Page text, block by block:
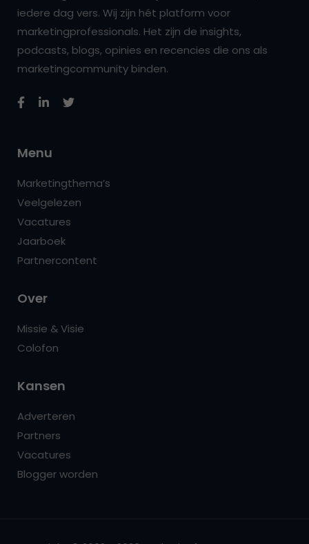
iedere dag vers. Wij zijn hét platform voor
marketingprofessionals. Het zijn de insights,
podcasts, blogs, opinies en recencies die ons als
marketingcommunity binden.
Menu
Marketingthema’s
Veelgelezen
Vacatures
Jaarboek
Partnercontent
Over
Missie & Visie
Colofon
Kansen
Adverteren
Partners
Vacatures
Blogger worden